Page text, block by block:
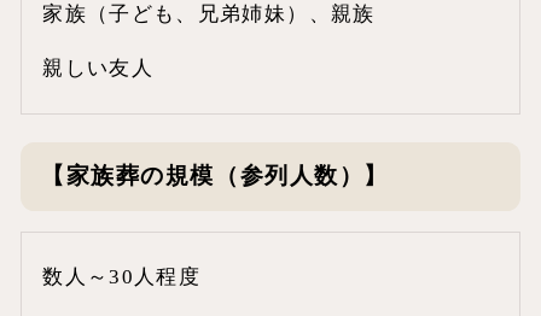
家族（子ども、兄弟姉妹）、親族
親しい友人
【家族葬の規模（参列人数）】
数人～30人程度